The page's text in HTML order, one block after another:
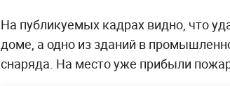
На публикуемых кадрах видно, что
доме, а одно из зданий в
снаряда. На место уже прибыли